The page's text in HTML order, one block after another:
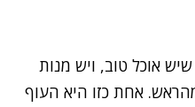
אוכל טוב, ויש מנות
אחת כזו היא העוף